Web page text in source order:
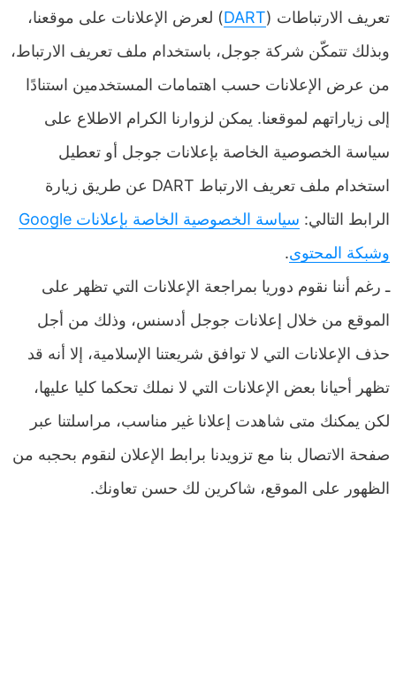
تعريف الارتباطات (DART) لعرض الإعلانات على موقعنا،
وبذلك تتمكّن شركة جوجل، باستخدام ملف تعريف الارتباط،
من عرض الإعلانات حسب اهتمامات المستخدمين استنادًا
إلى زياراتهم لموقعنا. يمكن لزوارنا الكرام الاطلاع على
سياسة الخصوصية الخاصة بإعلانات جوجل أو تعطيل
استخدام ملف تعريف الارتباط DART عن طريق زيارة
الرابط التالي:
سياسة الخصوصية الخاصة بإعلانات Google
وشبكة المحتوى.
ـ رغم أننا نقوم دوريا بمراجعة الإعلانات التي تظهر على
الموقع من خلال إعلانات جوجل أدسنس، وذلك من أجل
حذف الإعلانات التي لا توافق شريعتنا الإسلامية، إلا أنه قد
تظهر أحيانا بعض الإعلانات التي لا نملك تحكما كليا عليها،
لكن يمكنك متى شاهدت إعلانا غير مناسب، مراسلتنا عبر
صفحة الاتصال بنا مع تزويدنا برابط الإعلان لنقوم بحجبه من
الظهور على الموقع، شاكرين لك حسن تعاونك.